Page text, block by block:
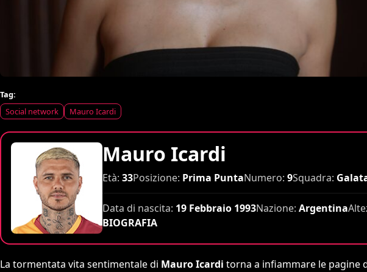
Tag:
Social network
Mauro Icardi
Mauro Icardi
Età: 33Posizione: Prima PuntaNumero: 9Squadra:
Data di nascita: 19 Febbraio 1993Nazione: Argentina
BIOGRAFIA
La tormentata vita sentimentale di Mauro Icardi torna a infiammare le pagine